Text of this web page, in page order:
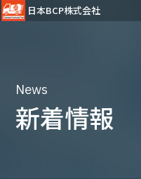
日本BCP株式会社
News
新着情報